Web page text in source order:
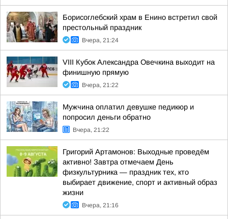
Борисоглебский храм в Енино встретил свой
престольный праздник
Вчера, 21:24
VIII Кубок Александра Овечкина выходит на
финишную прямую
Вчера, 21:22
Мужчина оплатил девушке педикюр и
попросил деньги обратно
Вчера, 21:22
Григорий Артамонов: Выходные проведём
активно! Завтра отмечаем День
физкультурника — праздник тех, кто
выбирает движение, спорт и активный образ
жизни
Вчера, 21:16